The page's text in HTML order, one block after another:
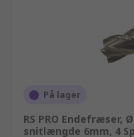
På lager
RS PRO Endefræser,
snitlængde 6mm, 4